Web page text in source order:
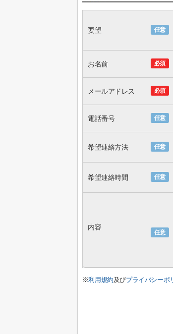
任意
要望
必須
お名前
必須
メールアドレス
任意
電話番号
任意
希望連絡方法
任意
希望連絡時間
任意
内容
※利用規約及びプライバシーポ